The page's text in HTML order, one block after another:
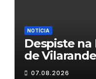
NOTÍCIA
Despiste na
de
07.08.2026